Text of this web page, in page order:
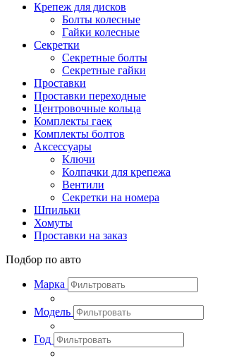
Крепеж для дисков
Болты колесные
Гайки колесные
Секретки
Секретные болты
Секретные гайки
Проставки
Проставки переходные
Центровочные кольца
Комплекты гаек
Комплекты болтов
Аксессуары
Ключи
Колпачки для крепежа
Вентили
Секретки на номера
Шпильки
Хомуты
Проставки на заказ
Подбор по авто
Марка
Модель
Год